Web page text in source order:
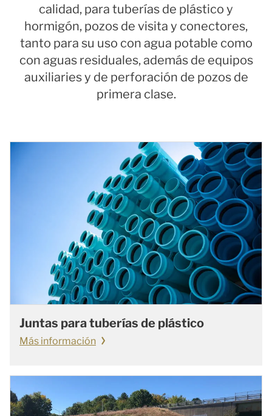
calidad, para tuberías de plástico y
hormigón, pozos de visita y conectores,
tanto para su uso con agua potable como
con aguas residuales, además de equipos
auxiliaries y de perforación de pozos de
primera clase.
Juntas para tuberías de plástico
Más información